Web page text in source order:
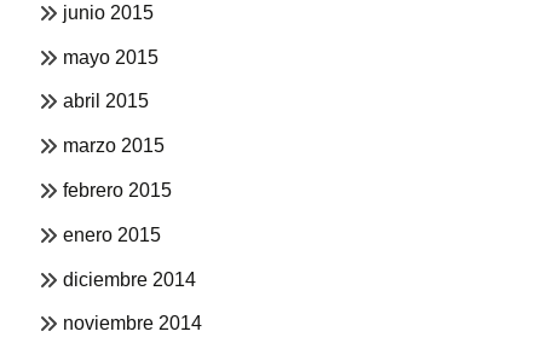
junio 2015
mayo 2015
abril 2015
marzo 2015
febrero 2015
enero 2015
diciembre 2014
noviembre 2014